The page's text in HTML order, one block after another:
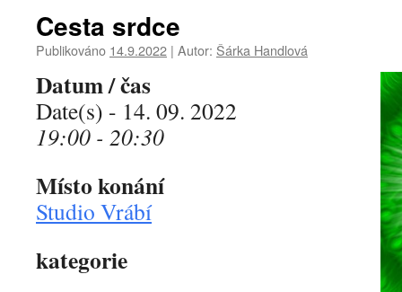
Cesta srdce
Publikováno 14.9.2022 | Autor: Šárka Handlová
Datum / čas
Date(s) - 14. 09. 2022
19:00 - 20:30
Místo konání
Studio Vrábí
kategorie